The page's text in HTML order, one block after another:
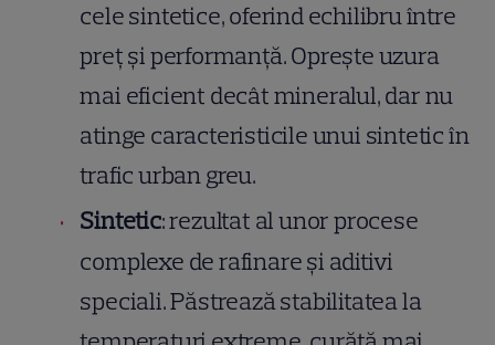
cele sintetice, oferind echilibru între
preț și performanță. Oprește uzura
mai eficient decât mineralul, dar nu
atinge caracteristicile unui sintetic în
trafic urban greu.
Sintetic: rezultat al unor procese
complexe de rafinare și aditivi
speciali. Păstrează stabilitatea la